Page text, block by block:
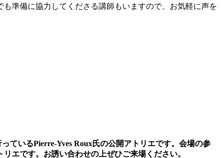
準備に協力してくださる講師もいますので、お気軽に声を
いるPierre-Yves Roux氏の公開アトリエです。会場の参
エです。お誘い合わせの上ぜひご来場ください。